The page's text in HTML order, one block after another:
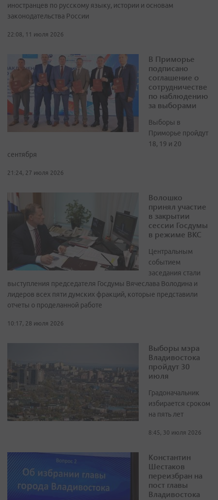
иностранцев по русскому языку, истории и основам
законодательства России
22:08, 11 июля 2026
В Приморье
подписано
соглашение о
сотрудничестве
по наблюдению
за выборами
Выборы в
Приморье пройдут
18, 19 и 20
сентября
21:24, 27 июля 2026
Волошко
принял участие
в закрытии
сессии Госдумы
в режиме ВКС
Центральным
событием
заседания стали
выступления председателя Госдумы Вячеслава Володина и
лидеров всех пяти думских фракций, которые представили
отчеты о проделанной работе
10:17, 28 июля 2026
Выборы мэра
Владивостока
пройдут 30
июля
Градоначальник
избирается сроком
на пять лет
8:45, 30 июля 2026
Константин
Шестаков
переизбран на
пост главы
Владивостока